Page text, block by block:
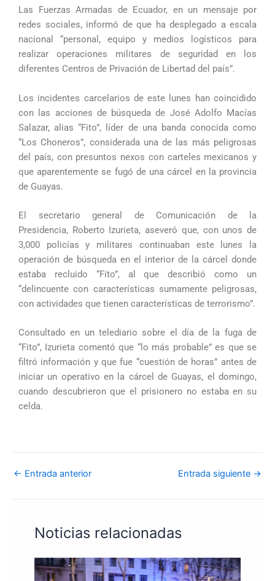
Las Fuerzas Armadas de Ecuador, en un mensaje por
redes sociales, informó de que ha desplegado a escala
nacional “personal, equipo y medios logísticos para
realizar operaciones militares de seguridad en los
diferentes Centros de Privación de Libertad del país”.
Los incidentes carcelarios de este lunes han coincidido
con las acciones de búsqueda de José Adolfo Macías
Salazar, alias “Fito”, líder de una banda conocida como
“Los Choneros”, considerada una de las más peligrosas
del país, con presuntos nexos con carteles mexicanos y
que aparentemente se fugó de una cárcel en la provincia
de Guayas.
El secretario general de Comunicación de la
Presidencia, Roberto Izurieta, aseveró que, con unos de
3,000 policías y militares continuaban este lunes la
operación de búsqueda en el interior de la cárcel donde
estaba recluido “Fito”, al que describió como un
“delincuente con características sumamente peligrosas,
con actividades que tienen características de terrorismo”.
Consultado en un telediario sobre el día de la fuga de
“Fito”, Izurieta comentó que “lo más probable” es que se
filtró información y que fue “cuestión de horas” antes de
iniciar un operativo en la cárcel de Guayas, el domingo,
cuando descubrieron que el prisionero no estaba en su
celda.
← Entrada anterior Entrada siguiente →
Noticias relacionadas